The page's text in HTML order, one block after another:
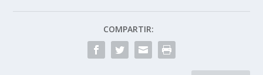
COMPARTIR: